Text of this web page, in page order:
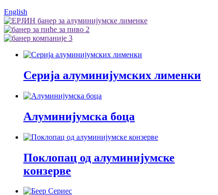
English
Серија алуминијумских лименки
Алуминијумска боца
Поклопац од алуминијумске
конзерве